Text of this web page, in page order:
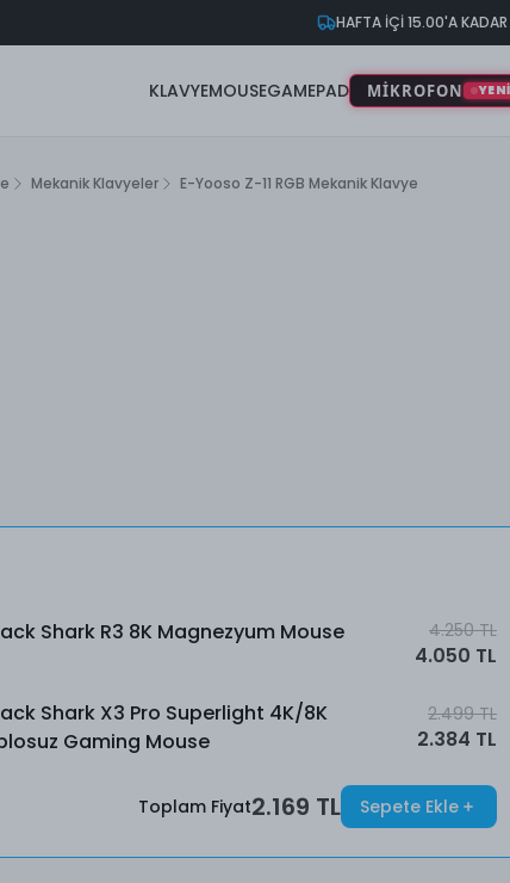
HAFTA İÇİ 15.00'A KADAR
KLAVYEMOUSEGAMEPAD MİKROFON YENİ
Mekanik Klavyeler E-Yooso Z-11 RGB Mekanik Klavye
Shark R3 8K Magnezyum Mouse 4.250 TL
4.050 TL
Shark X3 Pro Superlight 4K/8K
Gaming Mouse
2.499 TL
2.384 TL
Toplam Fiyat2.169 TL Sepete Ekle